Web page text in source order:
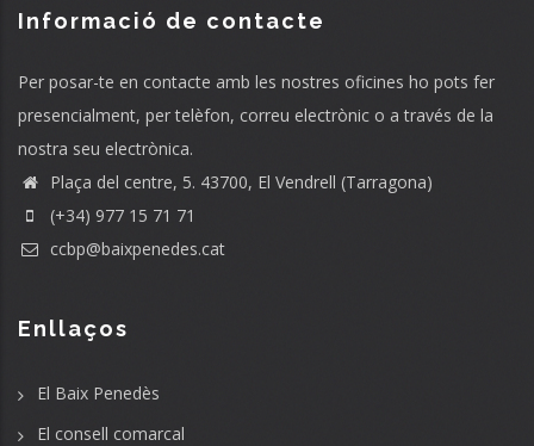
Informació de contacte
Per posar-te en contacte amb les nostres oficines ho pots fer
presencialment, per telèfon, correu electrònic o a través de la
nostra seu electrònica.
Plaça del centre, 5. 43700, El Vendrell (Tarragona)
(+34) 977 15 71 71
ccbp@baixpenedes.cat
Enllaços
El Baix Penedès
El consell comarcal